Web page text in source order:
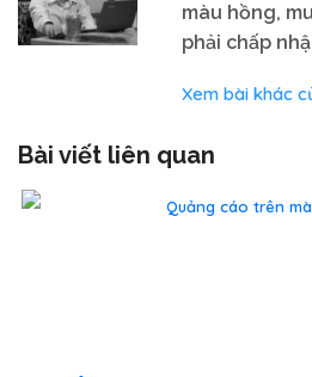
màu hồng,
phải chấp
Xem bài khác
Bài viết liên quan